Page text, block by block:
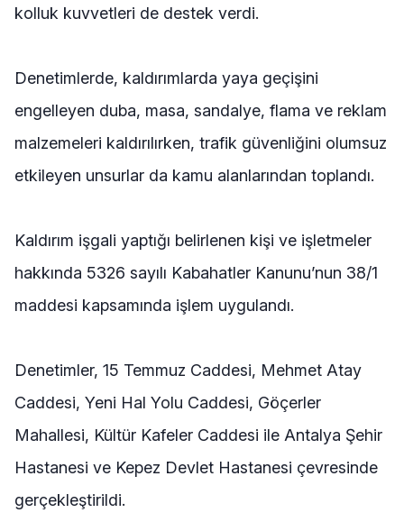
kolluk kuvvetleri de destek verdi.
Denetimlerde, kaldırımlarda yaya geçişini
engelleyen duba, masa, sandalye, flama ve reklam
malzemeleri kaldırılırken, trafik güvenliğini olumsuz
etkileyen unsurlar da kamu alanlarından toplandı.
Kaldırım işgali yaptığı belirlenen kişi ve işletmeler
hakkında 5326 sayılı Kabahatler Kanunu’nun 38/1
maddesi kapsamında işlem uygulandı.
Denetimler, 15 Temmuz Caddesi, Mehmet Atay
Caddesi, Yeni Hal Yolu Caddesi, Göçerler
Mahallesi, Kültür Kafeler Caddesi ile Antalya Şehir
Hastanesi ve Kepez Devlet Hastanesi çevresinde
gerçekleştirildi.